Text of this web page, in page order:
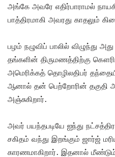
அங்கே அவரே எதிர்பாராமல்
பாத்திரமாகி அவரது காதலும்
பழம் நழுவிப் பாலில் விழுந்து
தங்களின் திருமணத்திற்கு
அமெரிக்கத் தொழிலதிபர்
ஆனால் தன் பெற்றோரின் தகுதி
அஞ்சுகிறார்.
அவர் பயந்தபடியே ஐந்து
சகிதம் வந்து இறங்கும் ஜார்ஜ்
காரணமாகிறார். இதனால்